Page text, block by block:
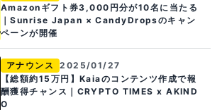
Amazonギフト券3,000円分が10名に当たる
｜Sunrise Japan × CandyDropsのキャン
ペーンが開催
アナウンス
2025/01/27
【総額約15万円】Kaiaのコンテンツ作成で報
酬獲得チャンス｜CRYPTO TIMES x AKIND
O